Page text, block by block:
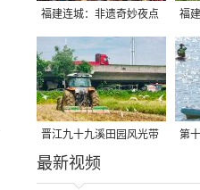
福建连城：非遗奇妙夜点
亮夏夜
福
凉好
晋江九十九溪田园风光带
千亩早稻迎来成熟收割季
第
最新视频